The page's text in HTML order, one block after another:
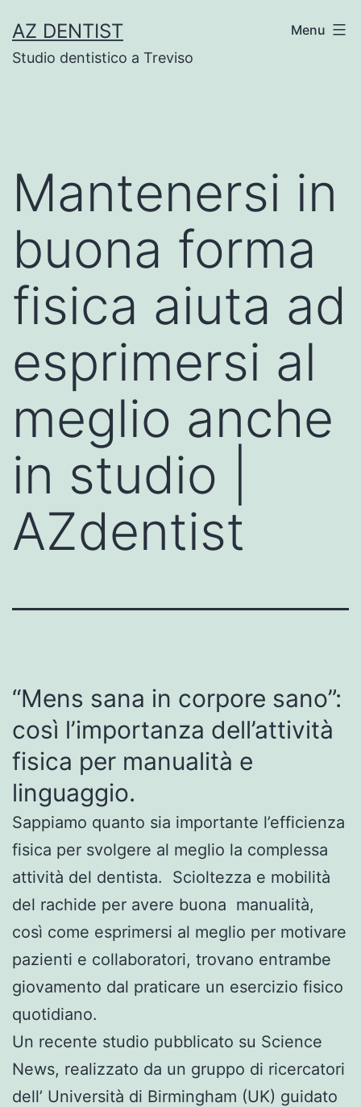
to
content
AZ DENTIST
Studio dentistico a Treviso
Menu
Mantenersi in
buona forma
fisica aiuta ad
esprimersi al
meglio anche
in studio |
AZdentist
“Mens sana in corpore sano”:
così l’importanza dell’attività
fisica per manualità e
linguaggio.
Sappiamo quanto sia importante l’efficienza
fisica per svolgere al meglio la complessa
attività del dentista. Scioltezza e mobilità
del rachide per avere buona manualità,
così come esprimersi al meglio per motivare
pazienti e collaboratori, trovano entrambe
giovamento dal praticare un esercizio fisico
quotidiano.
Un recente studio pubblicato su Science
News, realizzato da un gruppo di ricercatori
dell’ Università di Birmingham (UK) guidato